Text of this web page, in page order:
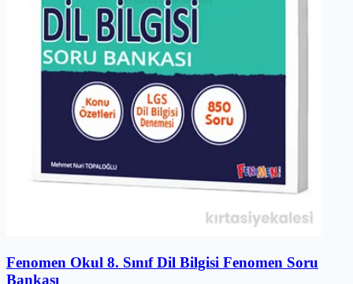
Fenomen Okul 8. Sınıf Dil Bilgisi Fenomen Soru
Bankası